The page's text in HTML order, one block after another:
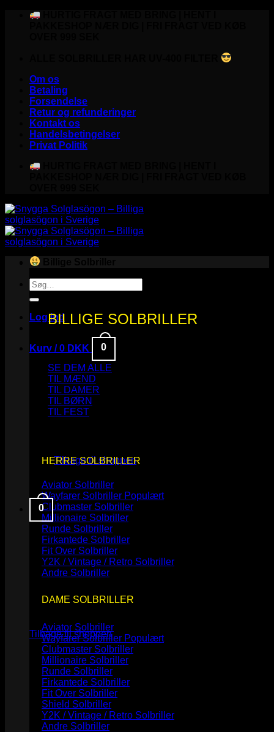
Fortsæt
Om os
Betaling
Forsendelse
Retur og refunderinger
Kontakt os
Handelsbetingelser
Privat Politik
Søg
efter:
Log ind
Kurv /0 DKK 0
Tilbage til shoppen
0
Kurv
Tilbage til shoppen
BILLIGE SOLBRILLER
SE DEM ALLE
TIL MÆND
TIL DAMER
TIL BØRN
TIL FEST
HERRE SOLBRILLER
Aviator Solbriller
Wayfarer Solbriller
Clubmaster Solbriller
Millionaire Solbriller
Runde Solbriller
Firkantede Solbriller
Fit Over Solbriller
Y2K / Vintage / Retro Solbriller
Andre Solbriller
DAME SOLBRILLER
Aviator Solbriller
Wayfarer Solbriller
Clubmaster Solbriller
Millionaire Solbriller
Runde Solbriller
Firkantede Solbriller
Fit Over Solbriller
Shield Solbriller
Y2K / Vintage / Retro Solbriller
Andre Solbriller